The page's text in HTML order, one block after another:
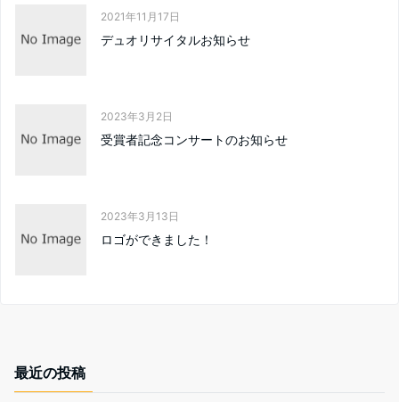
2021年11月17日
デュオリサイタルお知らせ
2023年3月2日
受賞者記念コンサートのお知らせ
2023年3月13日
ロゴができました！
最近の投稿